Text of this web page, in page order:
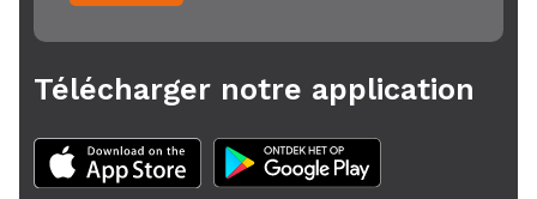
Télécharger notre application